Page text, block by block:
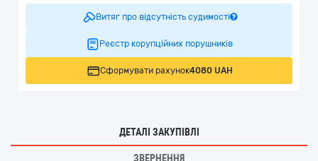
Витяг про відсутність судимості
Реєстр корупційних порушників
Сформувати рахунок4080 UAH
ДЕТАЛІ ЗАКУПІВЛІ
ЗВЕРНЕННЯ